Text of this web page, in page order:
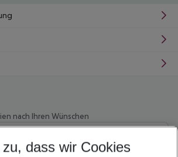
nach Ihren Wünschen
dass wir Cookies